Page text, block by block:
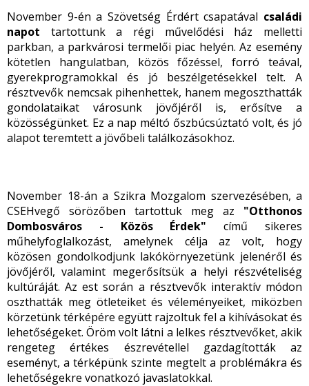
November 9-én a Szövetség Érdért csapatával családi
napot tartottunk a régi művelődési ház melletti
parkban, a parkvárosi termelői piac helyén. Az esemény
kötetlen hangulatban, közös főzéssel, forró teával,
gyerekprogramokkal és jó beszélgetésekkel telt. A
résztvevők nemcsak pihenhettek, hanem megoszthatták
gondolataikat városunk jövőjéről is, erősítve a
közösségünket. Ez a nap méltó őszbúcsúztató volt, és jó
alapot teremtett a jövőbeli találkozásokhoz.
November 18-án a Szikra Mozgalom szervezésében, a
CSEHvegő sörözőben tartottuk meg az "Otthonos
Dombosváros - Közös Érdek" című sikeres
műhelyfoglalkozást, amelynek célja az volt, hogy
közösen gondolkodjunk lakókörnyezetünk jelenéről és
jövőjéről, valamint megerősítsük a helyi részvételiség
kultúráját. Az est során a résztvevők interaktív módon
oszthatták meg ötleteiket és véleményeiket, miközben
körzetünk térképére együtt rajzoltuk fel a kihívásokat és
lehetőségeket. Öröm volt látni a lelkes résztvevőket, akik
rengeteg értékes észrevétellel gazdagították az
eseményt, a térképünk szinte megtelt a problémákra és
lehetőségekre vonatkozó javaslatokkal.